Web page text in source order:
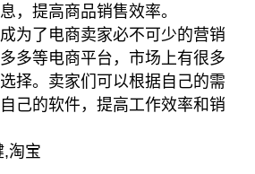
，提高商品销售效率。
为了电商卖家必不可少的营销
多等电商平台，市场上有很多
择。卖家们可以根据自己的需
己的软件，提高工作效率和销
,淘宝